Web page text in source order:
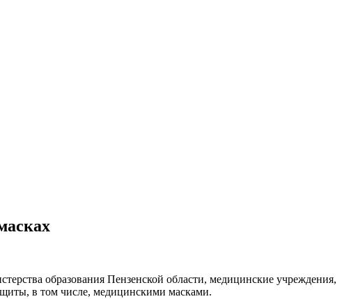
образования Пензенской области, медицинские учреждения,
в том числе, медицинскими масками.